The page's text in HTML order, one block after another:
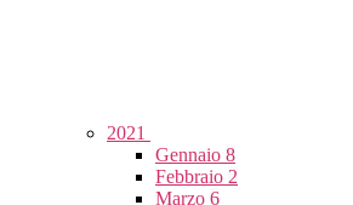
2021
Gennaio 8
Febbraio 2
Marzo 6